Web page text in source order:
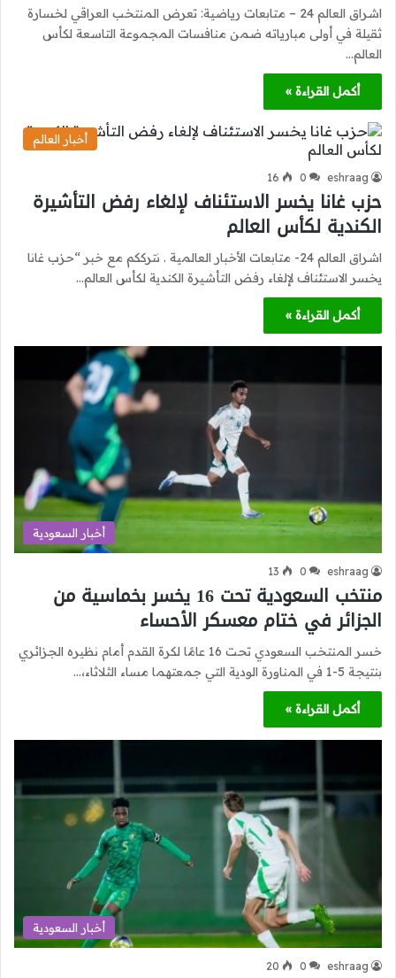
اشراق العالم 24 – متابعات رياضية: تعرض المنتخب العراقي لخسارة
ثقيلة في أولى مبارياته ضمن منافسات المجموعة التاسعة لكأس
العالم…
أكمل القراءة »
أخبار العالم
eshraag
0
16
حزب غانا يخسر الاستئناف لإلغاء رفض التأشيرة
الكندية لكأس العالم
اشراق العالم 24- متابعات الأخبار العالمية . نترككم مع خبر “حزب غانا
يخسر الاستئناف لإلغاء رفض التأشيرة الكندية لكأس العالم…
أكمل القراءة »
أخبار السعودية
eshraag
0
13
منتخب السعودية تحت 16 يخسر بخماسية من
الجزائر في ختام معسكر الأحساء
خسر المنتخب السعودي تحت 16 عامًا لكرة القدم أمام نظيره الجزائري
بنتيجة 5-1 في المناورة الودية التي جمعتهما مساء الثلاثاء،…
أكمل القراءة »
أخبار السعودية
eshraag
0
20